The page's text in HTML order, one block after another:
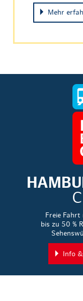
Mehr
Freie
bis zu 50 %
Info